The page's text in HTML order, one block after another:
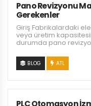
Pano Revizyonu
Gerekenler
Giriş Fabrikalardaki
veya üretim
durumda pano
BLOG ATL
PLC Otomasyon